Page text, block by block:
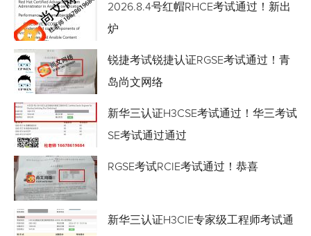
2026.8.4号红帽RHCE考试通过！新出
炉
锐捷考试锐捷认证RGSE考试通过！青
岛尚文网络
新华三认证H3CSE考试通过！华三考试
SE考试通过通过
RGSE考试RCIE考试通过！恭喜
新华三认证H3CIE专家级工程师考试通